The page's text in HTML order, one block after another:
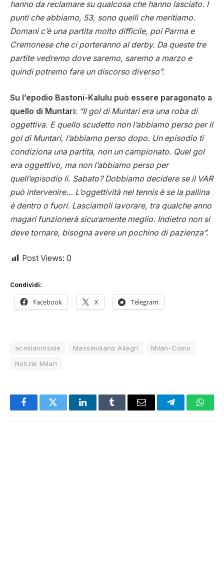
hanno da reclamare su qualcosa che hanno lasciato. I
punti che abbiamo, 53, sono quelli che meritiamo.
Domani c’è una partita molto difficile, poi Parma e
Cremonese che ci porteranno al derby. Da queste tre
partite vedremo dove saremo, saremo a marzo e
quindi potremo fare un discorso diverso”.
Su l’epodio Bastoni-Kalulu può essere paragonato a
quello di Muntari: “Il gol di Muntari era una roba di
oggettiva. E quello scudetto non l’abbiamo perso per il
gol di Muntari, l’abbiamo perso dopo. Un episodio ti
condiziona una partita, non un campionato. Quel gol
era oggettivo, ma non l’abbiamo perso per
quell’episodio lì. Sabato? Dobbiamo decidere se il VAR
può intervenire… L’oggettività nel tennis è se la pallina
è dentro o fuori. Lasciamoli lavorare, tra qualche anno
magari funzionerà sicuramente meglio. Indietro non si
deve tornare, bisogna avere un pochino di pazienza”.
Post Views: 0
Condividi:
Facebook X Telegram
acmilaninside Massimiliano Allegri
Milan-Como
Notizie Milan
FacebookTwitter LinkedInTumblr Email Telegram